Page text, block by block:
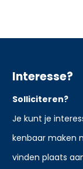
Interesse?
Solliciteren?
Je kunt je
kenbaar maken
vinden plaats